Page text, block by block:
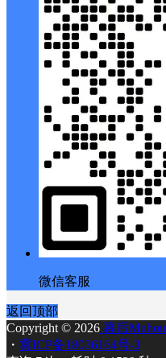
微信客服
返回顶部
Copyright © 2026 幕后Muhou
・ 冀ICP备18036164号-3